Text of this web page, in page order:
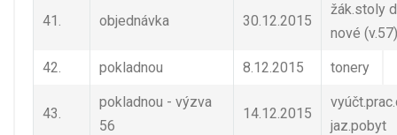
41. objednávka 30.12.2015
žák.stoly
nové (v.57)
42. pokladnou 8.12.2015 tonery
43.
pokladnou - výzva
56
14.12.2015
jaz.pobyt